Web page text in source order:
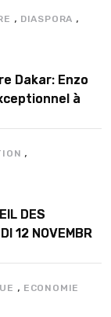
, DIASPORA ,
Dakar: Enzo
à
,
DES
12 NOVEMBRE
, ECONOMIE